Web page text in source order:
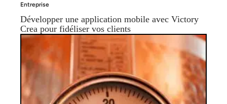
Entreprise
Développer une application mobile avec Victory
Crea pour fidéliser vos clients